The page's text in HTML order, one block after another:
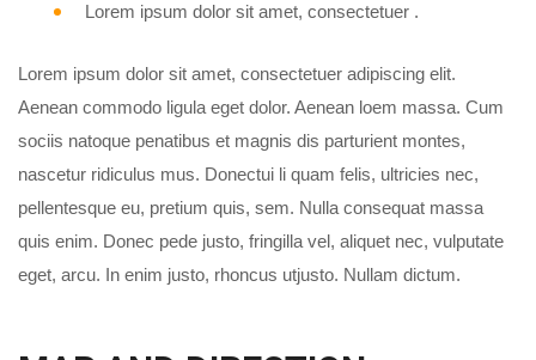
Lorem ipsum dolor sit amet, consectetuer .
Lorem ipsum dolor sit amet, consectetuer adipiscing elit.
Aenean commodo ligula eget dolor. Aenean loem massa. Cum
sociis natoque penatibus et magnis dis parturient montes,
nascetur ridiculus mus. Donectui li quam felis, ultricies nec,
pellentesque eu, pretium quis, sem. Nulla consequat massa
quis enim. Donec pede justo, fringilla vel, aliquet nec, vulputate
eget, arcu. In enim justo, rhoncus utjusto. Nullam dictum.